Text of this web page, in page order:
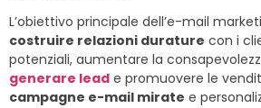
L’obiettivo principale dell’e-mail
costruire relazioni durature con i
potenziali, aumentare la
generare lead e promuovere le
campagne e-mail mirate e